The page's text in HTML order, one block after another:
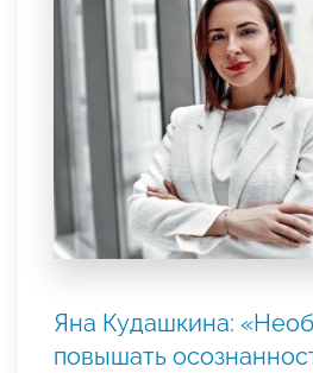
Яна Кудашкина:
повышать